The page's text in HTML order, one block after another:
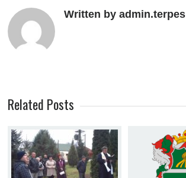
Written by admin.terpes
Related Posts